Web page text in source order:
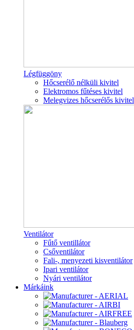
Légfüggöny
Hőcserélő nélküli kivitel
Elektromos fűtéses kivitel
Melegvizes hőcserélős kivitel
Ventilátor
Fűtő ventillátor
Csőventilátor
Fali-, menyezeti kisventilátor
Ipari ventilátor
Nyári ventilátor
Márkáink